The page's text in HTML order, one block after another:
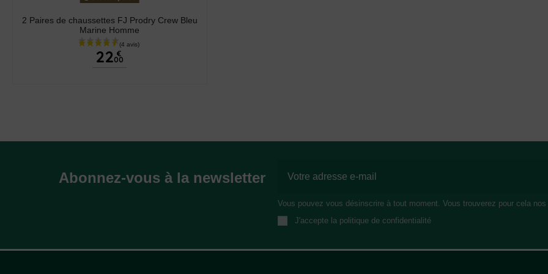
2 Paires de chaussettes FJ Prodry Crew Bleu
Marine Homme
22 €
00
Abonnez-vous à la newsletter
Vous pouvez vous désinscrire à tout moment. Vous trouverez pour cela
J'accepte la politique de confidentialité